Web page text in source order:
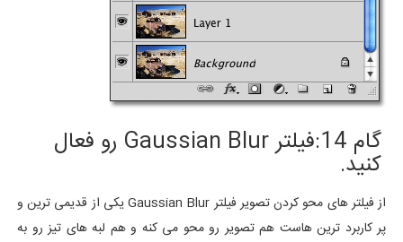
گام 14:فیلتر Gaussian Blur رو فعال
کنید.
از فیلتر های محو کردن تصویر فیلتر Gaussian Blur یکی از قدیمی ترین و
پر کاربرد ترین هاست هم تصویر رو محو می کنه و هم لبه های تیز رو به